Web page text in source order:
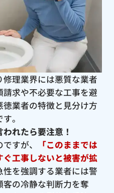
理業界には悪質な業者
求や不必要な工事を避
業者の特徴と見分け方
。
れたら要注意！
すが、
「このままでは
工事しないと被害が拡
を強調する業者には警
の冷静な判断力を奪